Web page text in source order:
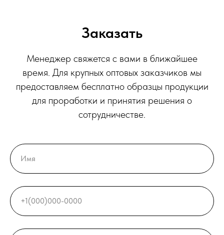
Заказать
Менеджер свяжется с вами в ближайшее
время. Для крупных оптовых заказчиков мы
предоставляем бесплатно образцы продукции
для проработки и принятия решения о
сотрудничестве.